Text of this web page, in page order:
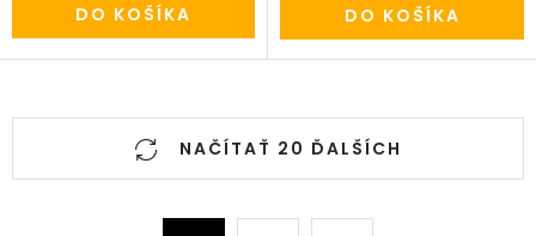
DO KOŠÍKA DO KOŠÍKA
O
NAČÍTAŤ 20 ĎALŠÍCH